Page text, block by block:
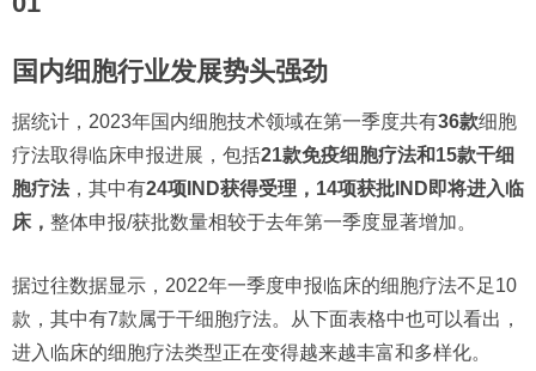
国内细胞行业发展势头强劲
据统计，2023年国内细胞技术领域在第一季度共有36款细胞
疗法取得临床申报进展，包括21款免疫细胞疗法和15款干细
胞疗法，其中有24项IND获得受理，14项获批IND即将进入临
床， 整体申报/获批数量相较于去年第一季度显著增加。
据过往数据显示，2022年一季度申报临床的细胞疗法不足10
款，其中有7款属于干细胞疗法。从下面表格中也可以看出，
进入临床的细胞疗法类型正在变得越来越丰富和多样化。